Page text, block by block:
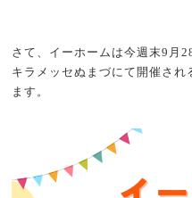
さて、イーホームは今週末9月
キラメッセぬまづにて開催され
ます。